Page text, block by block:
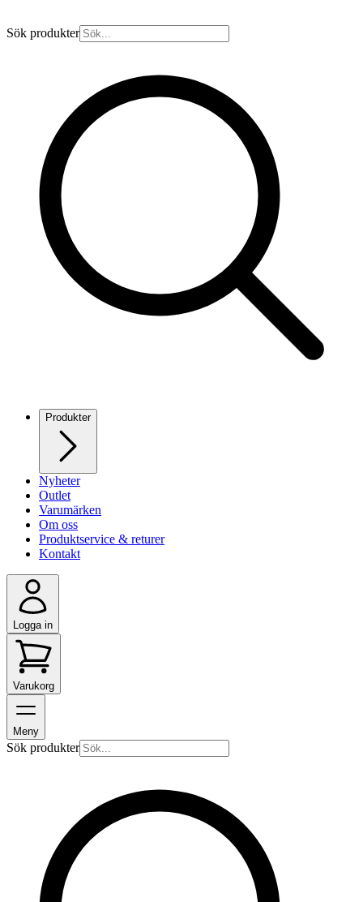
Sök produkter
Produkter
Nyheter
Outlet
Varumärken
Om oss
Produktservice & returer
Kontakt
Logga in
Varukorg
Meny
Sök produkter